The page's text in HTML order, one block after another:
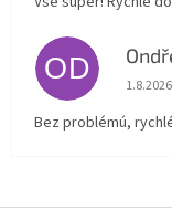
OD
1.8.2026
Bez problémú,